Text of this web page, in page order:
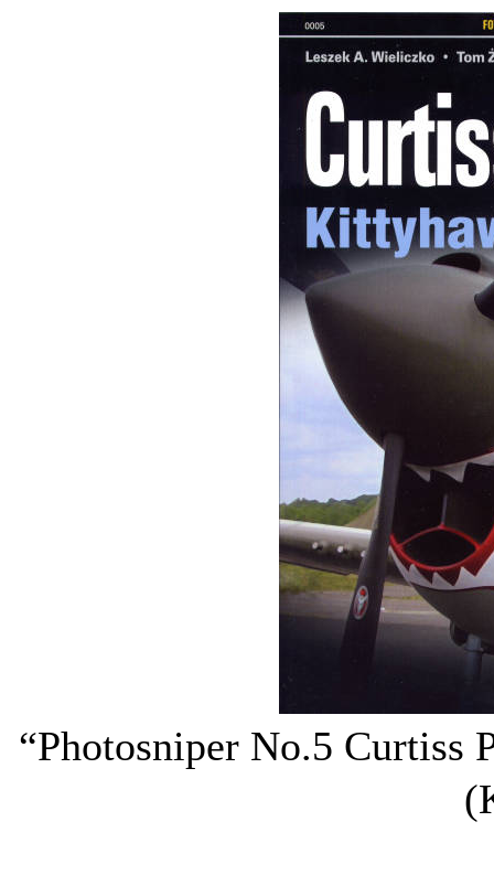
“Photosniper No.5